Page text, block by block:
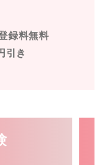
録料無料
引き